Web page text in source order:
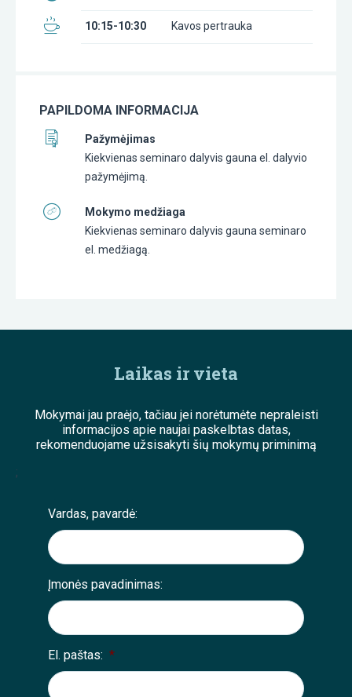
10:15-10:30 Kavos pertrauka
PAPILDOMA INFORMACIJA
Pažymėjimas
Kiekvienas seminaro dalyvis gauna el. dalyvio
pažymėjimą.
Mokymo medžiaga
Kiekvienas seminaro dalyvis gauna seminaro
el. medžiagą.
Laikas ir vieta
Mokymai jau praėjo, tačiau jei norėtumėte nepraleisti
informacijos apie naujai paskelbtas datas,
rekomenduojame užsisakyti šių mokymų priminimą
;
Vardas, pavardė:
Įmonės pavadinimas:
El. paštas: *